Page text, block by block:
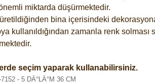
miktarda düşürmektedir.
bina içerisindeki
kullanıldığından zamanla renk solması
seçim yaparak kullanabilirsiniz.